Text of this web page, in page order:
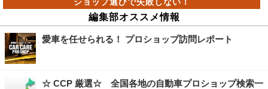
編集部オススメ情報
愛車を任せられる！ プロショップ訪問レポート
☆ CCP 厳選☆ 全国各地の自動車プロショップ検索一